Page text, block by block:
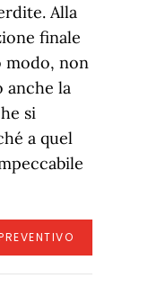
Alla
finale
modo, non
anche la
si
a quel